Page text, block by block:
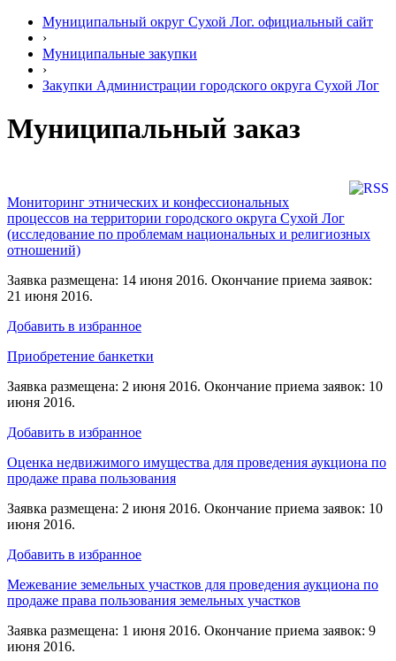
Муниципальный округ Сухой Лог. официальный сайт
›
Муниципальные закупки
›
Закупки Администрации городского округа Сухой Лог
Муниципальный заказ
Мониторинг этнических и конфессиональных
процессов на территории городского округа Сухой Лог
(исследование по проблемам национальных и религиозных
отношений)
Заявка размещена: 14 июня 2016. Окончание приема заявок:
21 июня 2016.
Добавить в избранное
Приобретение банкетки
Заявка размещена: 2 июня 2016. Окончание приема заявок: 10
июня 2016.
Добавить в избранное
Оценка недвижимого имущества для проведения аукциона по
продаже права пользования
Заявка размещена: 2 июня 2016. Окончание приема заявок: 10
июня 2016.
Добавить в избранное
Межевание земельных участков для проведения аукциона по
продаже права пользования земельных участков
Заявка размещена: 1 июня 2016. Окончание приема заявок: 9
июня 2016.